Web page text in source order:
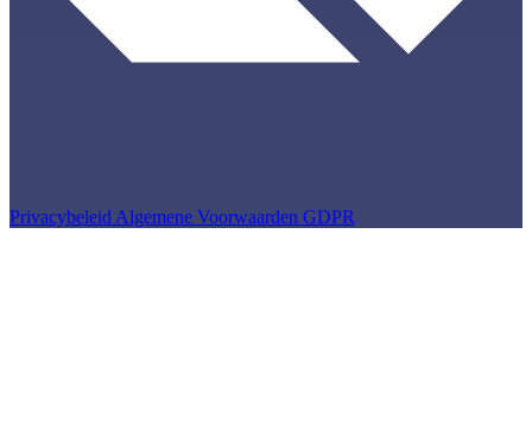
Privacybeleid Algemene Voorwaarden GDPR